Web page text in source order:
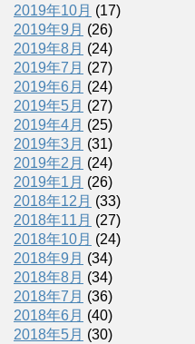
2019年10月 (17)
2019年9月 (26)
2019年8月 (24)
2019年7月 (27)
2019年6月 (24)
2019年5月 (27)
2019年4月 (25)
2019年3月 (31)
2019年2月 (24)
2019年1月 (26)
2018年12月 (33)
2018年11月 (27)
2018年10月 (24)
2018年9月 (34)
2018年8月 (34)
2018年7月 (36)
2018年6月 (40)
2018年5月 (30)